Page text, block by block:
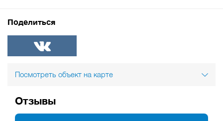
Поделиться
Посмотреть объект на карте
Отзывы